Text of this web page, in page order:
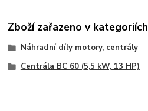
Zboží zařazeno v kategoriích
Náhradní díly motory, centrály
Centrála BC 60 (5,5 kW, 13 HP)